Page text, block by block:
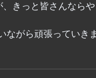
きっと皆さんなら
ながら頑張っていき